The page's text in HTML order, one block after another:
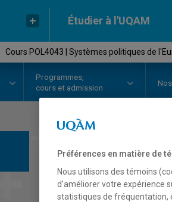
Étudier à l'UQAM
Cours POL4043 | Systèmes politiques de
Programmes,
cours et admission
Nos
COURS//
Préférences en matière de
Nous utilisons des témoins
d’améliorer votre expérience
statistiques de fréquentation,